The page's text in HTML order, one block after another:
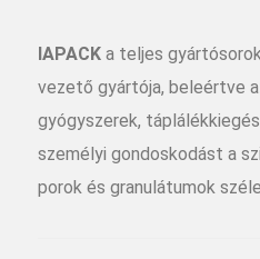
IAPACK a teljes
vezető gyártója, beleértve
gyógyszerek,
személyi gondoskodást a
porok és granulátumok